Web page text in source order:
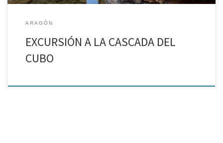
ARAGÓN
EXCURSIÓN A LA CASCADA DEL
CUBO